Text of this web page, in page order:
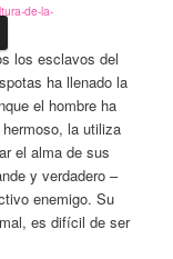
de-la-
los esclavos del
ha llenado la
el hombre ha
la utiliza
el alma de sus
y verdadero –
enemigo. Su
es difícil de ser